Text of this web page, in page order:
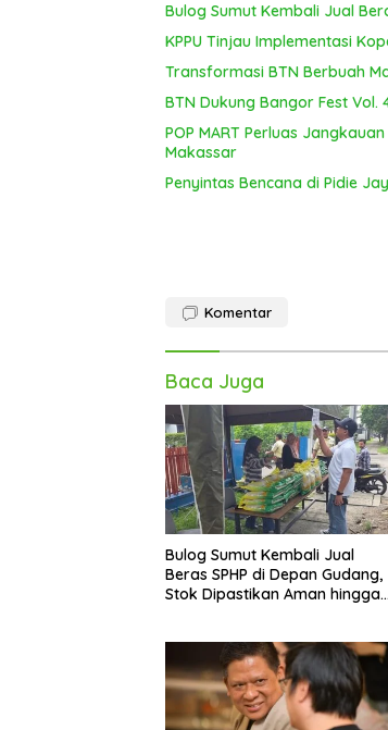
Bulog Sumut Kembali Jual
KPPU Tinjau Implementasi
Transformasi BTN Berbuah
BTN Dukung Bangor Fest
POP MART Perluas
Makassar
Penyintas Bencana di Pidie
Komentar
Baca Juga
Bulog Sumut Kembali Jual
Beras SPHP di Depan Gudang,
Stok Dipastikan Aman hingga